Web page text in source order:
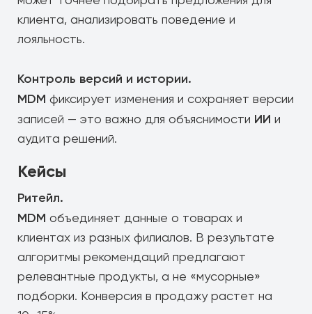
клиента, анализировать поведение и
лояльность.
Контроль версий и истории.
MDMфиксирует изменения и сохраняет версии
записей — это важно для объяснимости ИИи
аудита решений.
Кейсы
Ритейл.
MDM объединяет данные о товарах и
клиентах из разных филиалов. В результате
алгоритмы рекомендаций предлагают
релевантные продукты, а не «мусорные»
подборки. Конверсия в продажу растет на